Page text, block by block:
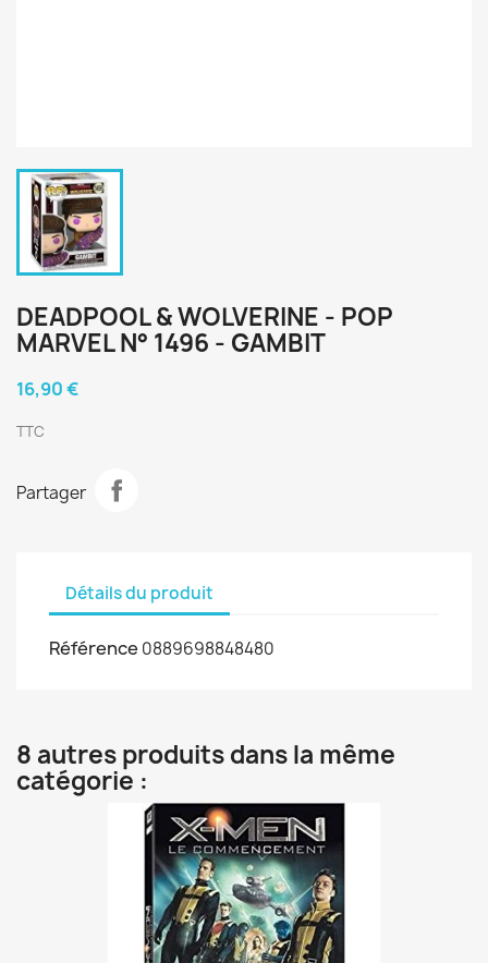
DEADPOOL & WOLVERINE - POP
MARVEL N° 1496 - GAMBIT
16,90 €
TTC
Partager
Détails du produit
Référence 0889698848480
8 autres produits dans la même
catégorie :